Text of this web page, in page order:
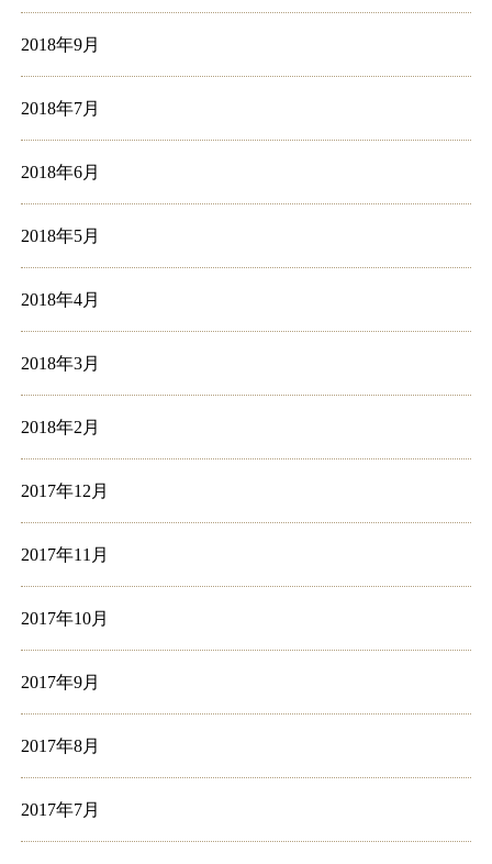
2018年9月
2018年7月
2018年6月
2018年5月
2018年4月
2018年3月
2018年2月
2017年12月
2017年11月
2017年10月
2017年9月
2017年8月
2017年7月